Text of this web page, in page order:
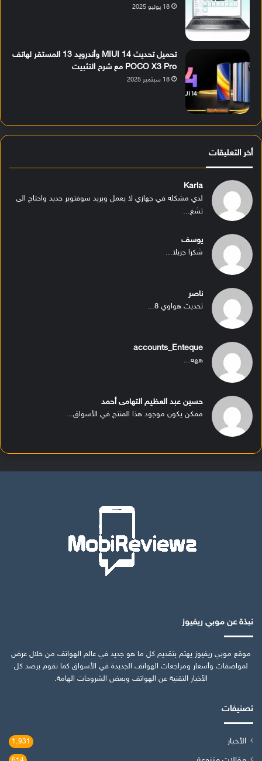
18 يوليو 2025
تحميل تحديث MIUI 14 وأندرويد 13 المستقر لهاتف
POCO X3 Pro مع شرح التثبيت
18 سبتمبر 2025
أخر التعليقات
Karla
لدي مشكله في جهازي لا يعمل ويريد سوفتوير جديد واحتاج الى
تشغ...
يوسف
شكرا جزيلا...
ناصر
تحديث هواوي 8...
accounts_Enteque
ههه...
حسين عبد العظيم التهامى أحمد
ممكن يكون موجود هذا المنتج في الأسواق...
نبذة عن موبي ريفيوز
موقع موبي ريفيوز يهتم بتقديم كل ما هو جديد في عالم الهواتف من خلال عرض
لمواصفات وأسعار ومراجعات الهواتف الجديدة في الأسواق كما نقوم برصد كل
الأخبار التقنية عن الهواتف وبعض الشروحات الهامة.
تصنيفات
الأخبار 1٬931